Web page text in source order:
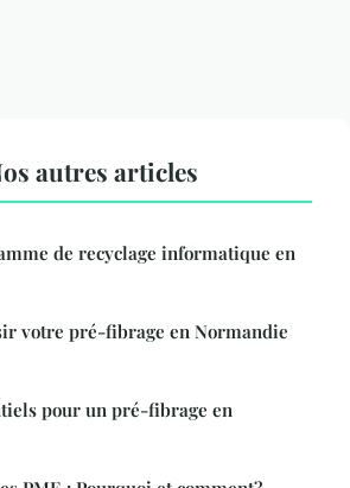
autres articles
de recyclage informatique en
votre pré-fibrage en Normandie
pour un pré-fibrage en